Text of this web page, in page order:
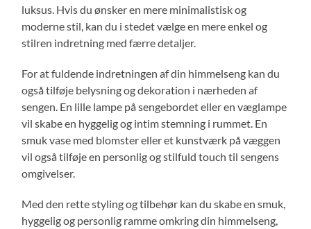
luksus. Hvis du ønsker en mere minimalistisk og
moderne stil, kan du i stedet vælge en mere enkel og
stilren indretning med færre detaljer.
For at fuldende indretningen af ​​din himmelseng kan du
også tilføje belysning og dekoration i nærheden af
sengen. En lille lampe på sengebordet eller en væglampe
vil skabe en hyggelig og intim stemning i rummet. En
smuk vase med blomster eller et kunstværk på væggen
vil også tilføje en personlig og stilfuld touch til sengens
omgivelser.
Med den rette styling og tilbehør kan du skabe en smuk,
hyggelig og personlig ramme omkring din himmelseng,